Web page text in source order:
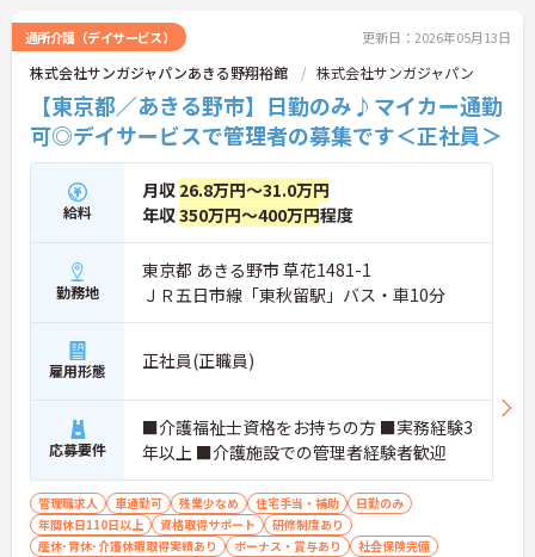
手厚い福利厚生制度を用意しています。
通所介護（デイサービス） 更新日：2026年05月13日
株式会社サンガジャパンあきる野翔裕館 株式会社サンガジャパン
【東京都／あきる野市】日勤のみ♪マイカー通勤
可◎デイサービスで管理者の募集です＜正社員＞
給料
月収 26.8万円～31.0万円
年収350万円～400万円程度
勤務地
東京都 あきる野市 草花1481-1
ＪＲ五日市線「東秋留駅」バス・車10分
雇用形態 正社員(正職員)
応募要件
■介護福祉士資格をお持ちの方 ■実務経験3
年以上 ■介護施設での管理者経験者歓迎
管理職求人 車通勤可 残業少なめ 住宅手当・補助
日勤のみ
年間休日110日以上
資格取得サポート
研修制度あり
産休･育休･介護休暇取得実績あり
ボーナス・賞与あり
社会保険完備